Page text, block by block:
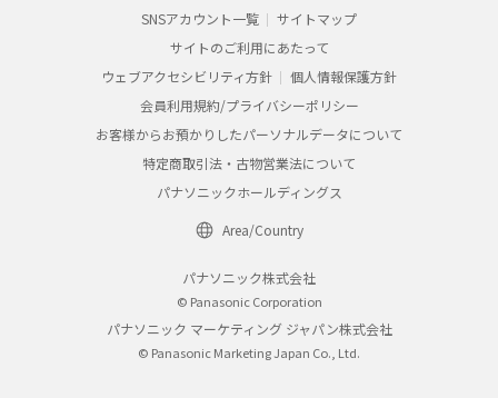
SNSアカウント一覧
サイトマップ
サイトのご利用にあたって
ウェブアクセシビリティ方針
個人情報保護方針
会員利用規約/プライバシーポリシー
お客様からお預かりしたパーソナルデータについて
特定商取引法・古物営業法について
パナソニックホールディングス
Area/Country
パナソニック株式会社
© Panasonic Corporation
パナソニック マーケティング ジャパン株式会社
© Panasonic Marketing Japan Co., Ltd.